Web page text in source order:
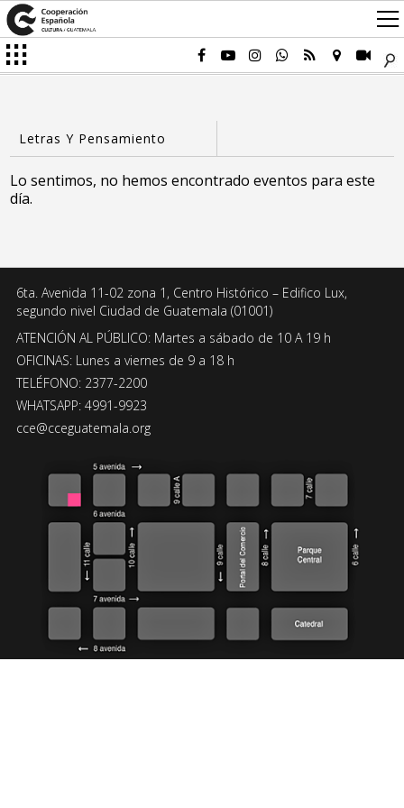
Lo sentimos, no hemos encontrado eventos para este
día.
6ta. Avenida 11-02 zona 1, Centro Histórico – Edifico Lux,
segundo nivel Ciudad de Guatemala (01001)
ATENCIÓN AL PÚBLICO: Martes a sábado de 10 A 19 h
OFICINAS: Lunes a viernes de 9 a 18 h
TELÉFONO: 2377-2200
WHATSAPP: 4991-9923
cce@cceguatemala.org